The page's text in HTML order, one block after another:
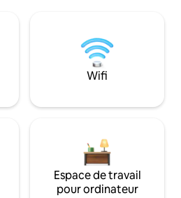
Wifi
Espace de travail
pour ordinateur